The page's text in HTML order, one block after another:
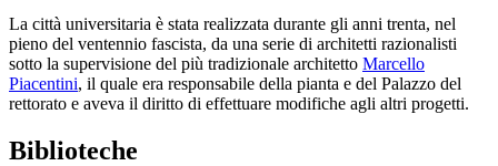
La città universitaria è stata realizzata durante gli anni trenta, nel
pieno del ventennio fascista, da una serie di architetti razionalisti
sotto la supervisione del più tradizionale architetto Marcello
Piacentini, il quale era responsabile della pianta e del Palazzo del
rettorato e aveva il diritto di effettuare modifiche agli altri progetti.
Biblioteche